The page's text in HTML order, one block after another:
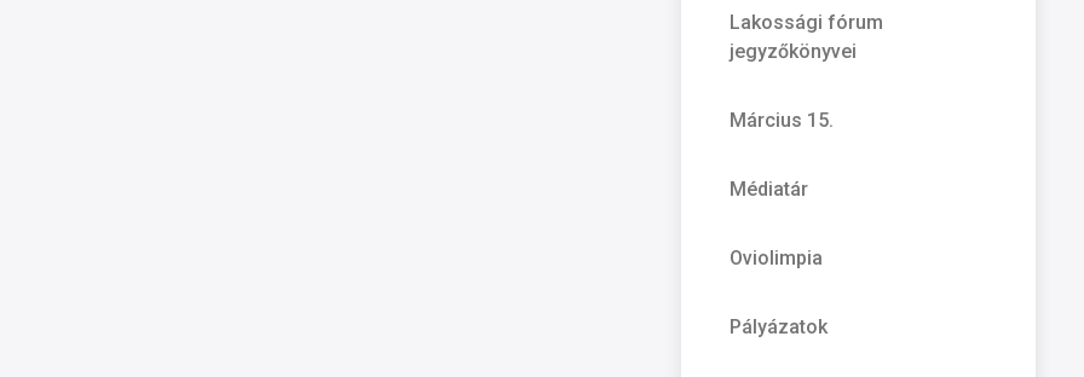
Lakossági fórum
jegyzőkönyvei
Március 15.
Médiatár
Oviolimpia
Pályázatok